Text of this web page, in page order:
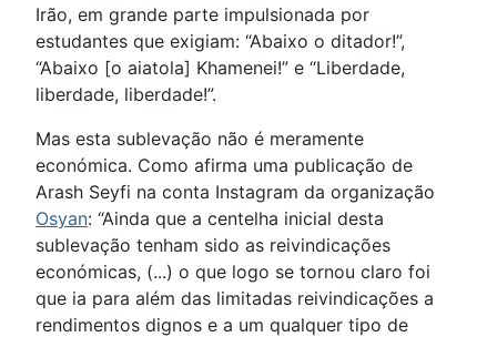
Irão, em grande parte impulsionada por
estudantes que exigiam: “Abaixo o ditador!”,
“Abaixo [o aiatola] Khamenei!” e “Liberdade,
liberdade, liberdade!”.
Mas esta sublevação não é meramente
económica. Como afirma uma publicação de
Arash Seyfi na conta Instagram da organização
Osyan: “Ainda que a centelha inicial desta
sublevação tenham sido as reivindicações
económicas, (...) o que logo se tornou claro foi
que ia para além das limitadas reivindicações a
rendimentos dignos e a um qualquer tipo de